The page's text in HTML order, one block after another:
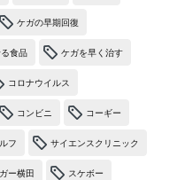
ケガの早期回復
食品 ケガを早く治す
コロナウイルス
コンビニ コーギー
フ サイエンスクリニック
ー横田 スケボー